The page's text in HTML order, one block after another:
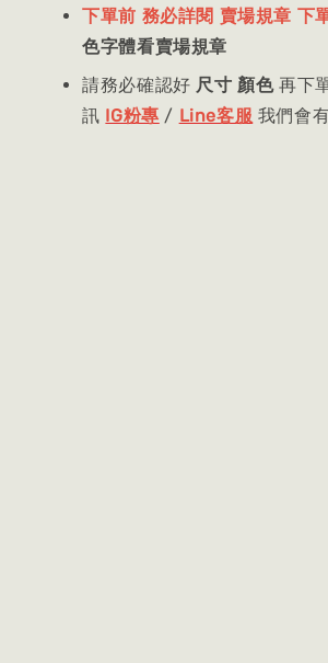
下單前 務必詳閱 賣場規章 下
色字體看賣場規章
請務必確認好 尺寸 顏色再下
訊 IG粉專 / Line客服 我們會